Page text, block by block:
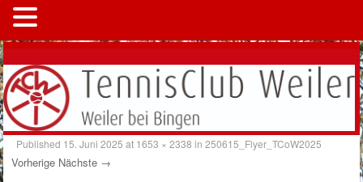
Published 15. Juni 2025 at 1653 × 2338 in250615_Flyer_TCoW2025
Vorherige Nächste →